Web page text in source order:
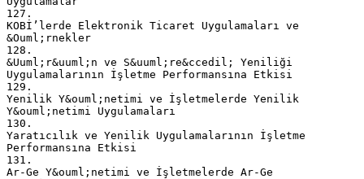
127.
KOBİ’lerde Elektronik Ticaret Uygulamaları ve
&Ouml;rnekler
128.
&Uuml;r&uuml;n ve S&uuml;re&ccedil; Yeniliği
Uygulamalarının İşletme Performansına Etkisi
129.
Yenilik Y&ouml;netimi ve İşletmelerde Yenilik
Y&ouml;netimi Uygulamaları
130.
Yaratıcılık ve Yenilik Uygulamalarının İşletme
Performansına Etkisi
131.
Ar-Ge Y&ouml;netimi ve İşletmelerde Ar-Ge